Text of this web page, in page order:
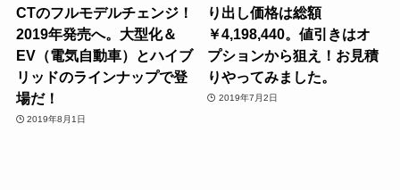
CTのフルモデルチェンジ！
2019年発売へ。大型化＆
EV（電気自動車）とハイブ
リッドのラインナップで登
場だ！
2019年8月1日
り出し価格は総額
￥4,198,440。値引きはオ
プションから狙え！お見積
りやってみました。
2019年7月2日